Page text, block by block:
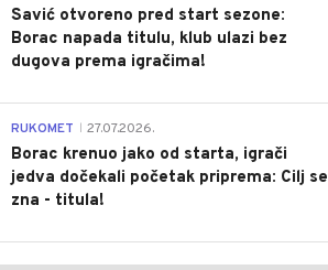
Savić otvoreno pred start sezone:
Borac napada titulu, klub ulazi bez
dugova prema igračima!
RUKOMET 27.07.2026.
Borac krenuo jako od starta, igrači
jedva dočekali početak priprema: Cilj se
zna - titula!